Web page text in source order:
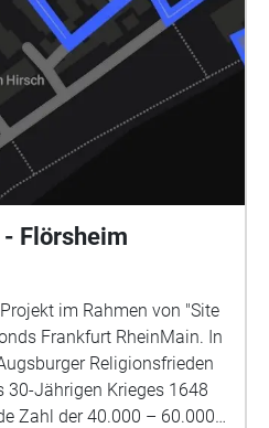
Peter Becker | In
Initiative Stolpersteine-
am Main und dem
Themen der
NS-Zwangsarbeit:
Wickerer
Frank-Weg Lager der
Bad Weilbach, Kurpark
Straße 1
Flörsheim
im Rahmen von "Site
Frankfurt RheinMain. In
Religionsfrieden
30-Jährigen Krieges 1648
Zahl der 40.000 – 60.000